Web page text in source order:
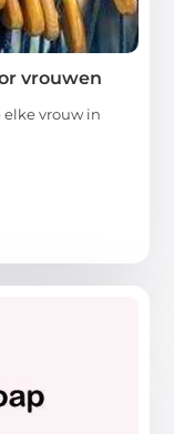
vrouwen
vrouw in